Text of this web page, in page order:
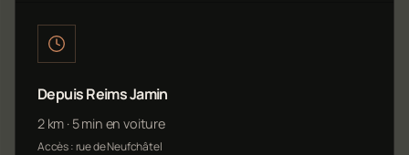
Depuis Reims Jamin
2 km · 5 min en voiture
Accès : rue de Neufchâtel